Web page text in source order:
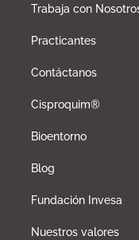
Trabaja con
Practicantes
Contáctanos
Cisproquim®
Bioentorno
Blog
Fundación Invesa
Nuestros valores